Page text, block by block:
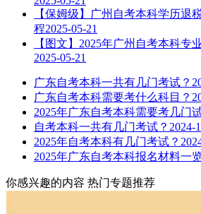
【保姆级】广州自考本科学历退
程2025-05-21
【图文】2025年广州自考本科专
2025-05-21
广东自考本科一共有几门考试？
广东自考本科需要考什么科目？
2025年广东自考本科需要考几门
自考本科一共有几门考试？ 2024-
2025年自考本科有几门考试？
2025年广东自考本科报名材料一
你感兴趣的内容 热门专题推荐